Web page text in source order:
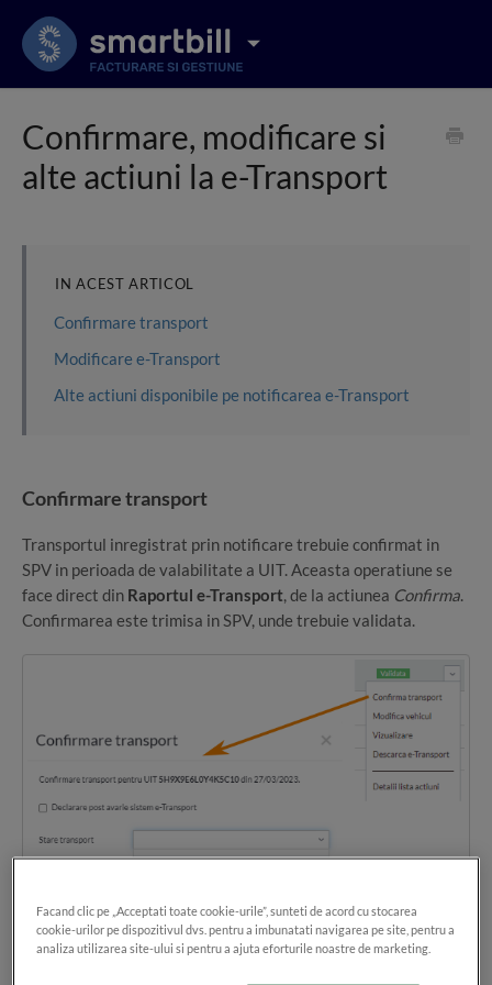
Confirmare, modificare si
alte actiuni la e-Transport
IN ACEST ARTICOL
Confirmare transport
Modificare e-Transport
Alte actiuni disponibile pe notificarea e-Transport
Confirmare transport
Transportul inregistrat prin notificare trebuie confirmat in
SPV in perioada de valabilitate a UIT. Aceasta operatiune se
face direct din Raportul e-Transport, de la actiunea Confirma.
Confirmarea este trimisa in SPV, unde trebuie validata.
Facand clic pe „Acceptati toate cookie-urile”, sunteti de acord cu stocarea
cookie-urilor pe dispozitivul dvs. pentru a imbunatati navigarea pe site, pentru a
analiza utilizarea site-ului si pentru a ajuta eforturile noastre de marketing.